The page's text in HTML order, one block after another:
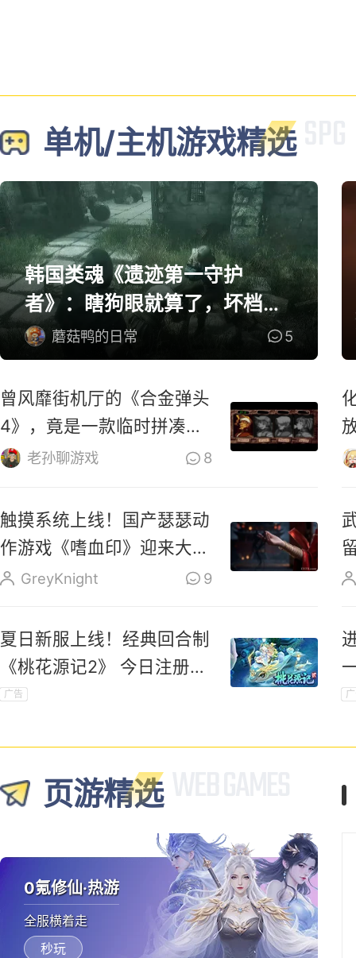
单机/主机游戏精选
韩国类魂《遗迹第一守护
者》：瞎狗眼就算了，坏档算
怎么个事！
蘑菇鸭的日常 5
曾风靡街机厅的《合金弹头
4》，竟是一款临时拼凑的
游戏？老孙聊游戏 8
触摸系统上线！国产瑟瑟动
作游戏《嗜血印》迎来大更
新 GreyKnight 9
夏日新服上线！经典回合制
《桃花源记2》 今日注册领
新手礼包
广告
页游精选
0氪修仙·热游
全服横着走
秒玩